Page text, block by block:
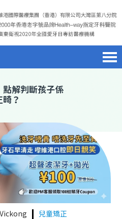
點解判斷孩子係
？
Vickong 兒童矯正